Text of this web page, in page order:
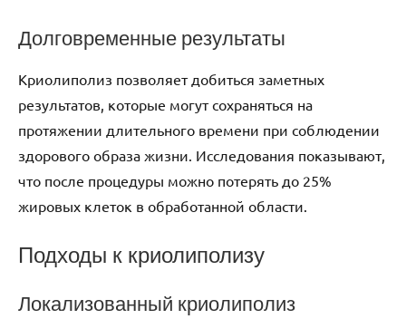
Долговременные результаты
Криолиполиз позволяет добиться заметных
результатов, которые могут сохраняться на
протяжении длительного времени при соблюдении
здорового образа жизни. Исследования показывают,
что после процедуры можно потерять до 25%
жировых клеток в обработанной области.
Подходы к криолиполизу
Локализованный криолиполиз